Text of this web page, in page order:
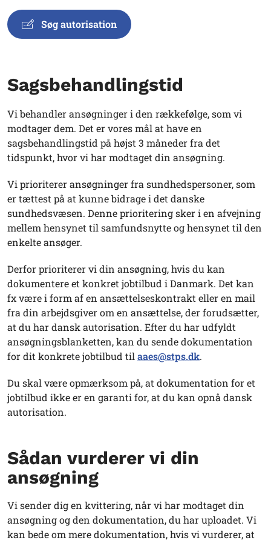
Søg autorisation
Sagsbehandlingstid
Vi behandler ansøgninger i den rækkefølge, som vi
modtager dem. Det er vores mål at have en
sagsbehandlingstid på højst 3 måneder fra det
tidspunkt, hvor vi har modtaget din ansøgning.
Vi prioriterer ansøgninger fra sundhedspersoner, som
er tættest på at kunne bidrage i det danske
sundhedsvæsen. Denne prioritering sker i en afvejning
mellem hensynet til samfundsnytte og hensynet til den
enkelte ansøger.
Derfor prioriterer vi din ansøgning, hvis du kan
dokumentere et konkret jobtilbud i Danmark. Det kan
fx være i form af en ansættelseskontrakt eller en mail
fra din arbejdsgiver om en ansættelse, der forudsætter,
at du har dansk autorisation. Efter du har udfyldt
ansøgningsblanketten, kan du sende dokumentation
for dit konkrete jobtilbud til aaes@stps.dk.
Du skal være opmærksom på, at dokumentation for et
jobtilbud ikke er en garanti for, at du kan opnå dansk
autorisation.
Sådan vurderer vi din
ansøgning
Vi sender dig en kvittering, når vi har modtaget din
ansøgning og den dokumentation, du har uploadet. Vi
kan bede om mere dokumentation, hvis vi vurderer, at